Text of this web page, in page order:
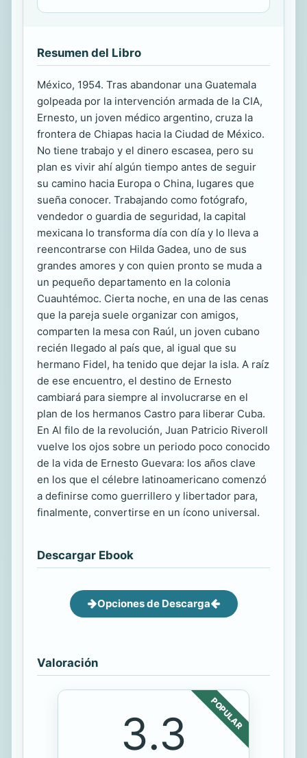
Resumen del Libro
México, 1954. Tras abandonar una Guatemala
golpeada por la intervención armada de la CIA,
Ernesto, un joven médico argentino, cruza la
frontera de Chiapas hacia la Ciudad de México.
No tiene trabajo y el dinero escasea, pero su
plan es vivir ahí algún tiempo antes de seguir
su camino hacia Europa o China, lugares que
sueña conocer. Trabajando como fotógrafo,
vendedor o guardia de seguridad, la capital
mexicana lo transforma día con día y lo lleva a
reencontrarse con Hilda Gadea, uno de sus
grandes amores y con quien pronto se muda a
un pequeño departamento en la colonia
Cuauhtémoc. Cierta noche, en una de las cenas
que la pareja suele organizar con amigos,
comparten la mesa con Raúl, un joven cubano
recién llegado al país que, al igual que su
hermano Fidel, ha tenido que dejar la isla. A raíz
de ese encuentro, el destino de Ernesto
cambiará para siempre al involucrarse en el
plan de los hermanos Castro para liberar Cuba.
En Al filo de la revolución, Juan Patricio Riveroll
vuelve los ojos sobre un periodo poco conocido
de la vida de Ernesto Guevara: los años clave
en los que el célebre latinoamericano comenzó
a definirse como guerrillero y libertador para,
finalmente, convertirse en un ícono universal.
Descargar Ebook
Opciones de Descarga
Valoración
POPULAR
3.3